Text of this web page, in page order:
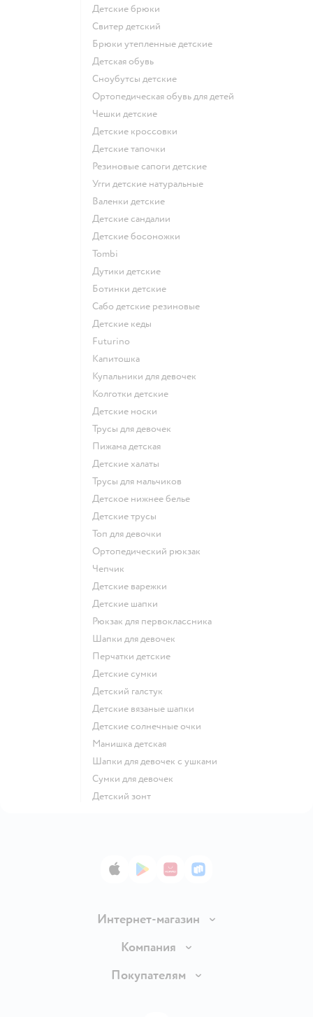
Детские брюки
Свитер детский
Брюки утепленные детские
Детская обувь
Сноубутсы детские
Ортопедическая обувь для детей
Чешки детские
Детские кроссовки
Детские тапочки
Резиновые сапоги детские
Угги детские натуральные
Валенки детские
Детские сандалии
Детские босоножки
Tombi
Дутики детские
Ботинки детские
Сабо детские резиновые
Детские кеды
Futurino
Капитошка
Купальники для девочек
Колготки детские
Детские носки
Трусы для девочек
Пижама детская
Детские халаты
Трусы для мальчиков
Детское нижнее белье
Детские трусы
Топ для девочки
Ортопедический рюкзак
Чепчик
Детские варежки
Детские шапки
Рюкзак для первоклассника
Шапки для девочек
Перчатки детские
Детские сумки
Детский галстук
Детские вязаные шапки
Детские солнечные очки
Манишка детская
Шапки для девочек с ушками
Сумки для девочек
Детский зонт
App StoreGoogle Play
AppGallery
RuStore
Интернет-магазин
Доставка и оплата
Правила продажи
Компания
Вакансии
Покупателям